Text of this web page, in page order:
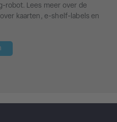
robot. Lees meer over de
kaarten, e-shelf-labels en